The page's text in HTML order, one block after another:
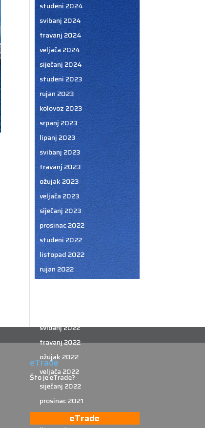
studeni 2024
svibanj 2024
travanj 2024
veljača 2024
siječanj 2024
studeni 2023
rujan 2023
kolovoz 2023
srpanj 2023
lipanj 2023
svibanj 2023
travanj 2023
ožujak 2023
veljača 2023
siječanj 2023
prosinac 2022
studeni 2022
listopad 2022
rujan 2022
svibanj 2022
travanj 2022
ožujak 2022
veljača 2022
siječanj 2022
prosinac 2021
studeni 2021
eTrade
Što je eTrade?
eTrade